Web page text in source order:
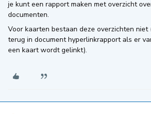
je kunt een rapport maken met overzicht
documenten.
Voor kaarten bestaan deze overzichten niet
terug in document hyperlinkrapport als er
een kaart wordt gelinkt).